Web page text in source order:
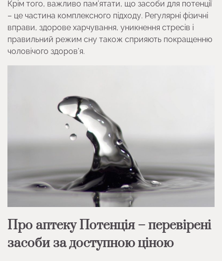
Крім того, важливо пам’ятати, що засоби для потенції
– це частина комплексного підходу. Регулярні фізичні
вправи, здорове харчування, уникнення стресів і
правильний режим сну також сприяють покращенню
чоловічого здоров’я.
Про аптеку Потенція – перевірені
засоби за доступною ціною